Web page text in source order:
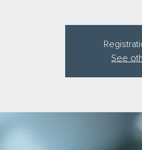
See